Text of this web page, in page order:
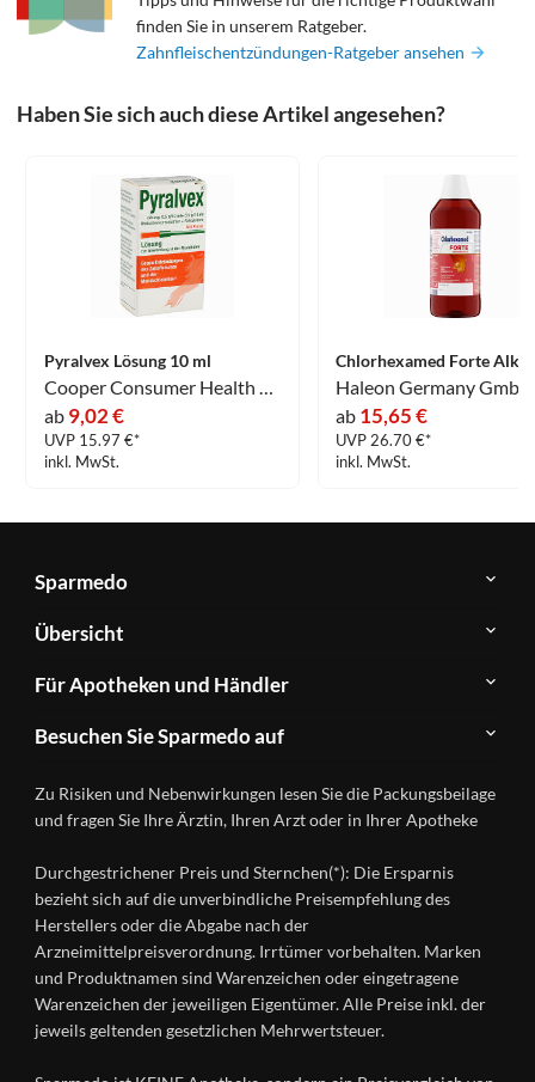
finden Sie in unserem Ratgeber.
Zahnfleischentzündungen-Ratgeber ansehen
Haben Sie sich auch diese Artikel angesehen?
Pyralvex Lösung 10 ml
Cooper Consumer Health Deutschland GmbH
ab 9,02 €
UVP 15.97 €*
inkl. MwSt.
Haleon Germany GmbH
ab 15,65 €
UVP 26.70 €*
inkl. MwSt.
Sparmedo
Über
Sparmedo
FAQ
Kontakt
Datenschutz
Nutzungsbedingungen
Übersicht
Herstellerverzeichnis
Produkte
A-
Ratgeber
Wirkstoffe
Gesundheitsmagazin
Für Apotheken und Händler
&
Händlerlogin
Besuchen Sie Sparmedo auf
Instagram
Zu Risiken und Nebenwirkungen lesen Sie die Packungsbeilage
und fragen Sie Ihre Ärztin, Ihren Arzt oder in Ihrer Apotheke
Durchgestrichener Preis und Sternchen(*): Die Ersparnis
bezieht sich auf die unverbindliche Preisempfehlung des
Herstellers oder die Abgabe nach der
Arzneimittelpreisverordnung. Irrtümer vorbehalten. Marken
und Produktnamen sind Warenzeichen oder eingetragene
Warenzeichen der jeweiligen Eigentümer. Alle Preise inkl. der
jeweils geltenden gesetzlichen Mehrwertsteuer.